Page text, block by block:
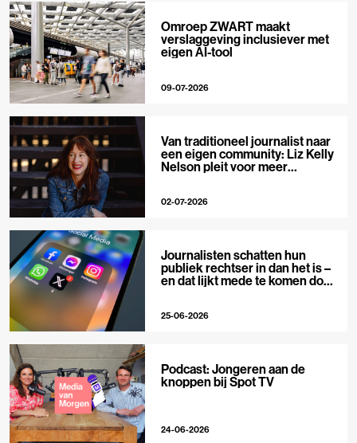
Omroep ZWART maakt
verslaggeving inclusiever met
eigen AI-tool
09-07-2026
Van traditioneel journalist naar
een eigen community: Liz Kelly
Nelson pleit voor meer
02-07-2026
Journalisten schatten hun
publiek rechtser in dan het is –
en dat lijkt mede te komen door
25-06-2026
Podcast: Jongeren aan de
knoppen bij Spot TV
24-06-2026